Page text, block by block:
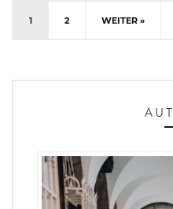
1 2 WEITER »